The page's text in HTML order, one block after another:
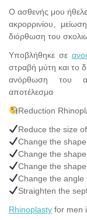
Ο ασθενής μου
ακρορρινίου,
διόρθωση του
Υποβλήθηκε σε
στραβή μύτη και το
ανόρθωση του
αποτέλεσμα
Reduction
Reduce the size
Change the
Change the
Change the
Change the
Straighten the
Rhinoplasty for men